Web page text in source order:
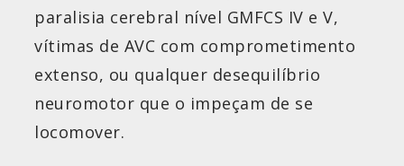
paralisia cerebral nível GMFCS IV e V,
vítimas de AVC com comprometimento
extenso, ou qualquer desequilíbrio
neuromotor que o impeçam de se
locomover.